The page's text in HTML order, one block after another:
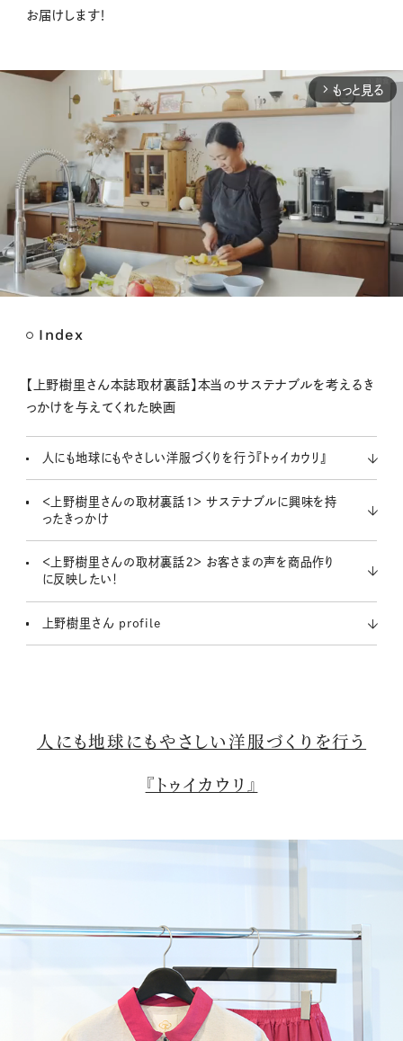
お届けします！
arrow_forward_ios もっと見る
t
Index
【上野樹里さん本誌取材裏話】本当のサステナブルを考えるき
っかけを与えてくれた映画
人にも地球にもやさしい洋服づくりを行う『トゥイカウリ』
＜上野樹里さんの取材裏話１＞ サステナブルに興味を持
ったきっかけ
＜上野樹里さんの取材裏話２＞ お客さまの声を商品作り
に反映したい！
上野樹里さん profile
人にも地球にもやさしい洋服づくりを行う
『トゥイカウリ』